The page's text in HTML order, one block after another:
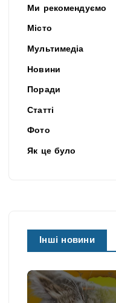
Ми рекомендуємо
Місто
Мультимедіа
Новини
Поради
Статті
Фото
Як це було
Інші новини